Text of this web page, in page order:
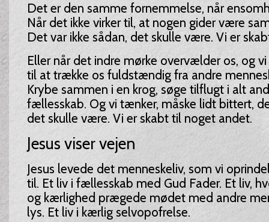
Det er den samme fornemmelse, når
Når det ikke virker til, at nogen gider være
Det var ikke sådan, det skulle være. Vi er
Eller når det indre mørke overvælder os, og
til at trække os fuldstændig fra andre
Krybe sammen i en krog, søge tilflugt i alt
fællesskab. Og vi tænker, måske lidt bittert,
det skulle være. Vi er skabt til noget andet.
Jesus viser vejen
Jesus levede det menneskeliv, som vi
til. Et liv i fællesskab med Gud Fader. Et liv,
og kærlighed prægede mødet med andre
lys. Et liv i kærlig selvopofrelse.